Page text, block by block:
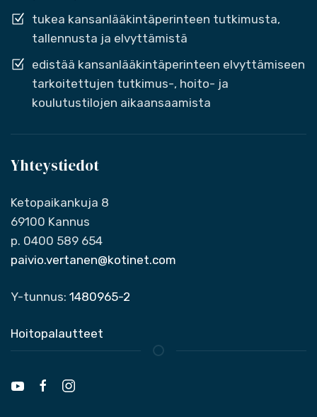
tukea kansanlääkintäperinteen tutkimusta,
tallennusta ja elvyttämistä
edistää kansanlääkintäperinteen elvyttämiseen
tarkoitettujen tutkimus-, hoito- ja
koulutustilojen aikaansaamista
Yhteystiedot
Ketopaikankuja 8
69100 Kannus
p. 0400 589 654
paivio.vertanen@kotinet.com
Y-tunnus: 1480965-2
Hoitopalautteet